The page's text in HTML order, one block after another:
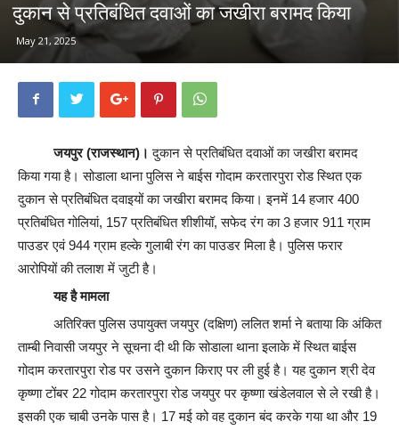
दुकान से प्रतिबंधित दवाओं का जखीरा बरामद किया
May 21, 2025
जयपुर (राजस्थान)। दुकान से प्रतिबंधित दवाओं का जखीरा बरामद
किया गया है। सोडाला थाना पुलिस ने बाईस गोदाम करतारपुरा रोड स्थित एक
दुकान से प्रतिबंधित दवाइयों का जखीरा बरामद किया। इनमें 14 हजार 400
प्रतिबंधित गोलियां, 157 प्रतिबंधित शीशीयॉ, सफेद रंग का 3 हजार 911 ग्राम
पाउडर एवं 944 ग्राम हल्के गुलाबी रंग का पाउडर मिला है। पुलिस फरार
आरोपियों की तलाश में जुटी है।
यह है मामला
अतिरिक्त पुलिस उपायुक्त जयपुर (दक्षिण) ललित शर्मा ने बताया कि अंकित
ताम्बी निवासी जयपुर ने सूचना दी थी कि सोडाला थाना इलाके में स्थित बाईस
गोदाम करतारपुरा रोड पर उसने दुकान किराए पर ली हुई है। यह दुकान श्री देव
कृष्णा टोंबर 22 गोदाम करतारपुरा रोड जयपुर पर कृष्णा खंडेलवाल से ले रखी है।
इसकी एक चाबी उनके पास है। 17 मई को वह दुकान बंद करके गया था और 19